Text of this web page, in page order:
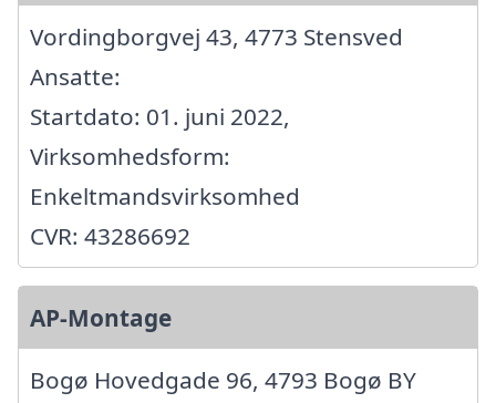
Vordingborgvej 43, 4773 Stensved
Ansatte:
Startdato: 01. juni 2022,
Virksomhedsform:
Enkeltmandsvirksomhed
CVR: 43286692
AP-Montage
Bogø Hovedgade 96, 4793 Bogø BY